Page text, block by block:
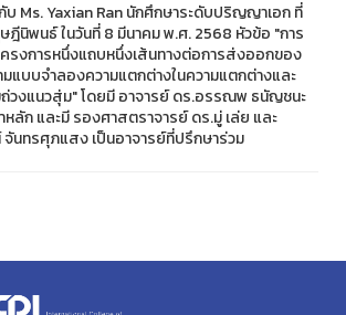
Ms. Yaxian Ran นักศึกษาระดับปริญญาเอก ที่
นิพนธ์ ในวันที่ 8 มีนาคม พ.ศ. 2568 หัวข้อ "การ
รงการหนึ่งแถบหนึ่งเส้นทางต่อการส่งออกของ
แบบจำลองความแตกต่างในความแตกต่างและ
วงแนวสุ่ม" โดยมี อาจารย์ ดร.อรรณพ ธนัญชนะ
ลัก และมี รองศาสตราจารย์ ดร.มู่ เล่ย และ
นทรศุภแสง เป็นอาจารย์ที่ปรึกษาร่วม